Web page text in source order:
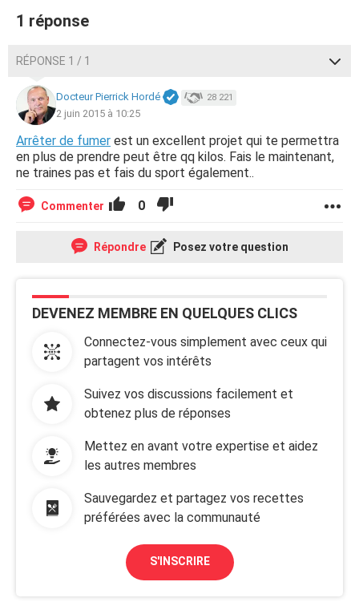
1 réponse
RÉPONSE 1 / 1
Docteur Pierrick Hordé 28 221
2 juin 2015 à 10:25
Arrêter de fumer est un excellent projet qui te permettra
en plus de prendre peut être qq kilos. Fais le maintenant,
ne traines pas et fais du sport également..
Commenter 0
Répondre Posez votre question
DEVENEZ MEMBRE EN QUELQUES CLICS
Connectez-vous simplement avec ceux qui
partagent vos intérêts
Suivez vos discussions facilement et
obtenez plus de réponses
Mettez en avant votre expertise et aidez
les autres membres
Sauvegardez et partagez vos recettes
préférées avec la communauté
S'INSCRIRE